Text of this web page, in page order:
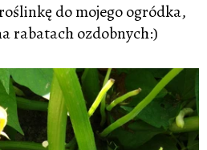
do mojego ogródka,
rabatach ozdobnych:)